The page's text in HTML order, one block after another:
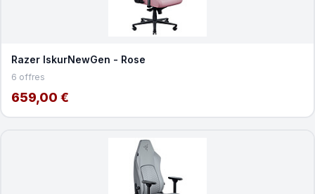
Razer IskurNewGen - Rose
6 offres
659,00 €